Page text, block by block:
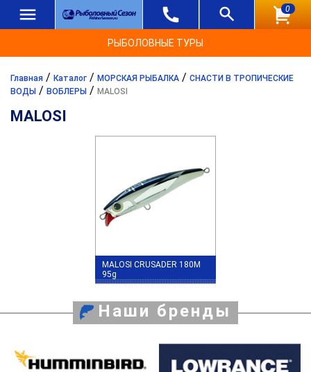
0
РЫБОЛОВНЫЕ ТУРЫ
Главная / Каталог / МОРСКАЯ РЫБАЛКА / СНАСТИ В ТРОПИЧЕСКИЕ
ВОДЫ / ВОБЛЕРЫ / MALOSI
MALOSI
MALOSI CRUSADER 180M
95g
Наши бренды